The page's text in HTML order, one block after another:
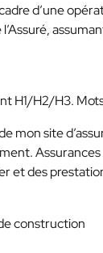
d’une
H1/H2/H3.
mon site
et des
construction